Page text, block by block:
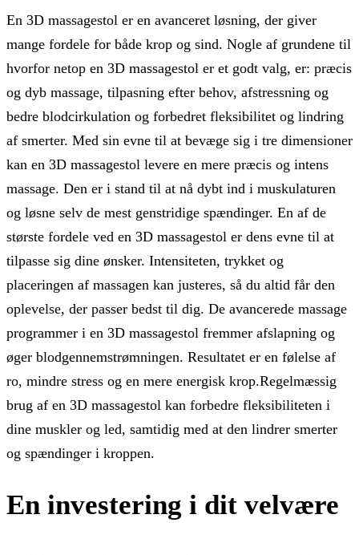
En 3D massagestol er en avanceret løsning, der giver
mange fordele for både krop og sind. Nogle af grundene til
hvorfor netop en 3D massagestol er et godt valg, er: præcis
og dyb massage, tilpasning efter behov, afstressning og
bedre blodcirkulation og forbedret fleksibilitet og lindring
af smerter. Med sin evne til at bevæge sig i tre dimensioner
kan en 3D massagestol levere en mere præcis og intens
massage. Den er i stand til at nå dybt ind i muskulaturen
og løsne selv de mest genstridige spændinger. En af de
største fordele ved en 3D massagestol er dens evne til at
tilpasse sig dine ønsker. Intensiteten, trykket og
placeringen af massagen kan justeres, så du altid får den
oplevelse, der passer bedst til dig. De avancerede massage
programmer i en 3D massagestol fremmer afslapning og
øger blodgennemstrømningen. Resultatet er en følelse af
ro, mindre stress og en mere energisk krop.Regelmæssig
brug af en 3D massagestol kan forbedre fleksibiliteten i
dine muskler og led, samtidig med at den lindrer smerter
og spændinger i kroppen.
En investering i dit velvære